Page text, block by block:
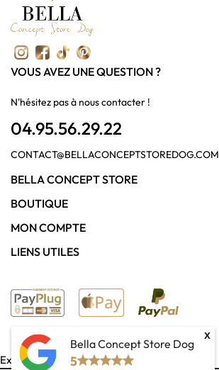
VOUS AVEZ UNE QUESTION ?
N'hésitez pas à nous contacter !
04.95.56.29.22
CONTACT@BELLACONCEPTSTOREDOG.COM
BELLA CONCEPT STORE
BOUTIQUE
MON COMPTE
LIENS UTILES
Exercer mon droit de rétractation
Bella Concept Store Dog
5
x